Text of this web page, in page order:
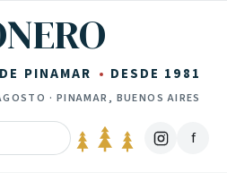
PINAMAR DESDE 1981
· PINAMAR, BUENOS AIRES
f